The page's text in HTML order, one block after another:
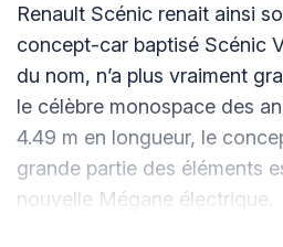
Renault Scénic renait ainsi
concept-car baptisé Scénic
du nom, n’a plus vraiment
le célèbre monospace des
4.49 m en longueur, le
grande partie des éléments
nouvelle Mégane électrique.